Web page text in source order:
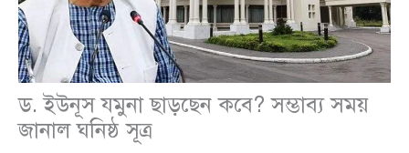
ড. ইউনূস যমুনা ছাড়ছেন কবে? সম্ভাব্য সময়
জানাল ঘনিষ্ঠ সূত্র